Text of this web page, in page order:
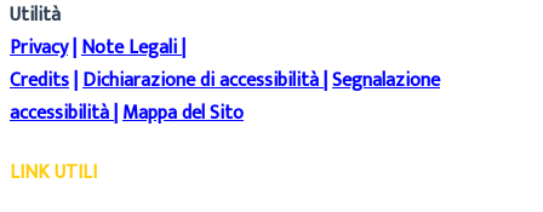
Utilità
Privacy|Note Legali|
Credits|Dichiarazione di accessibilità|Segnalazione
accessibilità|Mappa del Sito
LINK UTILI